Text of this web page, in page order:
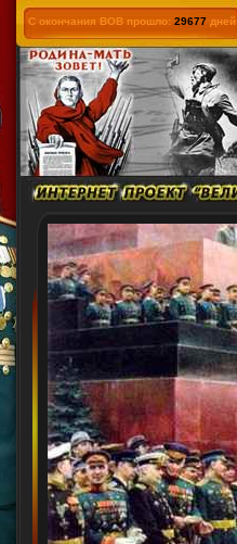
С окончания ВОВ прошло: 29677 дней